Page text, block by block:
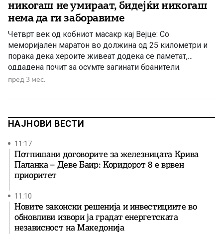
никогаш не умираат, бидејќи никогаш
нема да ги заборавиме
Четврт век од кобниот масакр кај Вејце: Со
меморијален маратон во должина од 25 километри и
порака дека хероите живеат додека се паметат,
оддадена почит за осумте загинати бранители.
пред 3 мес.
НАЈНОВИ ВЕСТИ
11:17
Потпишани договорите за железницата Крива
Паланка – Деве Баир: Коридорот 8 е врвен
приоритет
11:10
Новите законски решенија и инвестициите во
обновливи извори ја градат енергетската
независност на Македонија